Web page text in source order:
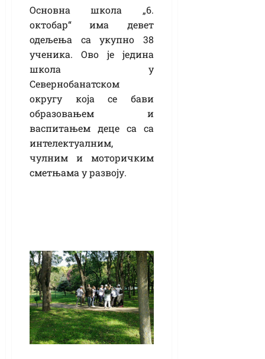
Основна школа „6.
октобар“ има девет
одељења са укупно 38
ученика. Ово је једина
школа у
Севернобанатском
округу која се бави
образовањем и
васпитањем деце са са
интелектуалним,
чулним и моторичким
сметњама у развоју.